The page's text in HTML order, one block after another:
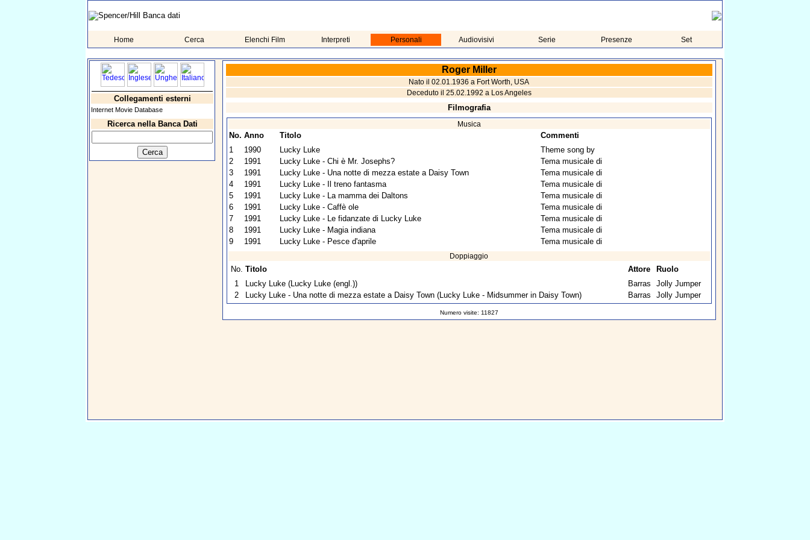
Home Cerca Elenchi Film Interpreti Personali Audiovisivi Serie Presenze Set
Collegamenti esterni
Internet Movie Database
Ricerca nella Banca Dati
Roger Miller
Nato il 02.01.1936 a Fort Worth, USA
Deceduto il 25.02.1992 a Los Angeles
Filmografia
Musica
No. Anno Titolo
Commenti
1
1990 Lucky Luke
Theme song by
2
1991 Lucky Luke - Chi è Mr. Josephs?
Tema musicale di
3
1991 Lucky Luke - Una notte di mezza estate a Daisy Town
Tema musicale di
4
1991 Lucky Luke - Il treno fantasma
Tema musicale di
5
1991 Lucky Luke - La mamma dei Daltons
Tema musicale di
6
1991 Lucky Luke - Caffè ole
Tema musicale di
7
1991 Lucky Luke - Le fidanzate di Lucky Luke
Tema musicale di
8
1991 Lucky Luke - Magia indiana
Tema musicale di
9
1991 Lucky Luke - Pesce d'aprile Tema musicale di
Doppiaggio
No. Titolo Attore
Ruolo
1
Lucky Luke(Lucky Luke (engl.)) Barras
Jolly Jumper
2
Lucky Luke - Una notte di mezza estate a Daisy Town(Lucky Luke - Midsummer in Daisy Town) Barras Jolly Jumper
Numero visite: 11827